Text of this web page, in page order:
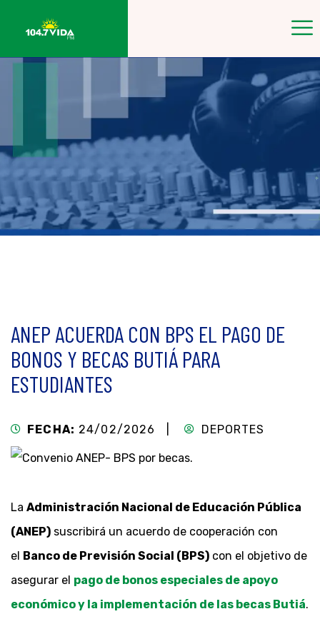
ANEP ACUERDA CON BPS EL PAGO DE
BONOS Y BECAS BUTIÁ PARA
ESTUDIANTES
FECHA: 24/02/2026 | DEPORTES
La Administración Nacional de Educación Pública
(ANEP) suscribirá un acuerdo de cooperación con
el Banco de Previsión Social (BPS) con el objetivo de
asegurar el pago de bonos especiales de apoyo
económico y la implementación de las becas Butiá.